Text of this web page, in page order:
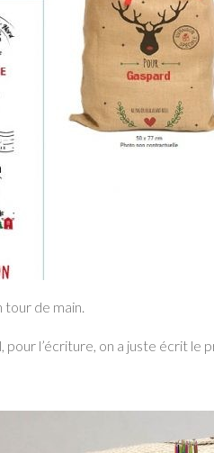
tour de main.
pour l’écriture, on a juste écrit le